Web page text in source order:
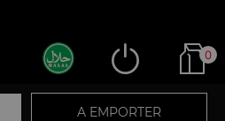
0
A EMPORTER